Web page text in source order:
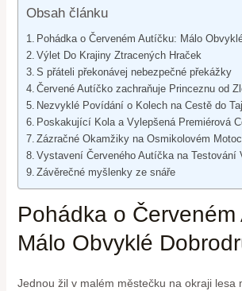
Obsah článku
Pohádka o Červeném ⁢Autíčku: Málo
Výlet Do Krajiny Ztracených Hraček
S ⁣přáteli překonávej nebezpečné překážky
Červené Autíčko zachraňuje Princeznu od
Nezvyklé Povídání o Kolech na Cestě ‌do
Poskakující ⁢Kola a Vylepšená Premiérová
Zázračné Okamžiky na Osmikolovém
Vystavení Červeného Autíčka na Testování‌
Závěrečné myšlenky ze snáře
Pohádka o Červeném
Málo Obvyklé
Jednou​ žil v malém ⁢městečku na okraji⁣ lesa